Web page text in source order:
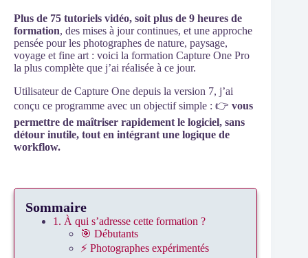
Plus de 75 tutoriels vidéo, soit plus de 9 heures de
formation, des mises à jour continues, et une approche
pensée pour les photographes de nature, paysage,
voyage et fine art : voici la formation Capture One Pro
la plus complète que j’ai réalisée à ce jour.
Utilisateur de Capture One depuis la version 7, j’ai
conçu ce programme avec un objectif simple : 👉 vous
permettre de maîtriser rapidement le logiciel, sans
détour inutile, tout en intégrant une logique de
workflow.
Sommaire
1. À qui s’adresse cette formation ?
🎯 Débutants
⚡ Photographes expérimentés